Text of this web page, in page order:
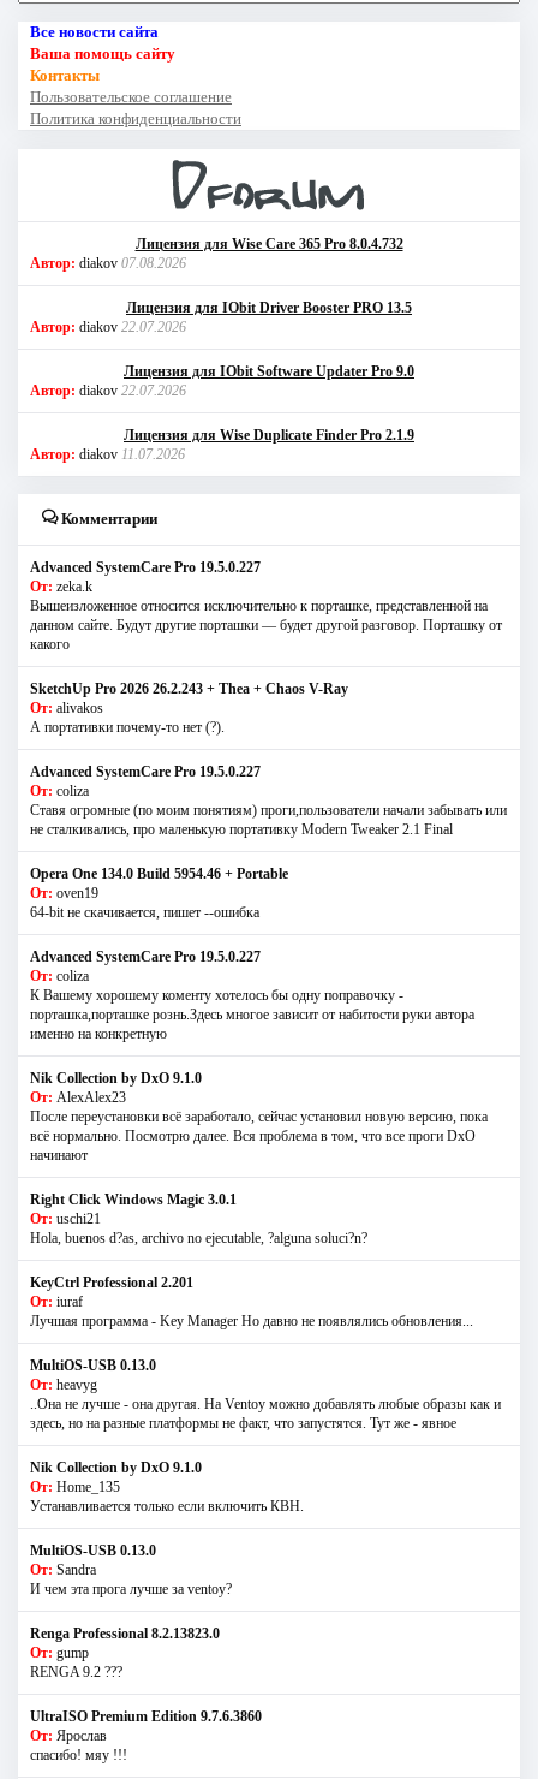
Все новости сайта
Ваша помощь сайту
Контакты
Пользовательское соглашение
Политика конфиденциальности
Лицензия для Wise Care 365 Pro 8.0.4.732
Автор: diakov 07.08.2026
Лицензия для IObit Driver Booster PRO 13.5
Автор: diakov 22.07.2026
Лицензия для IObit Software Updater Pro 9.0
Автор: diakov 22.07.2026
Лицензия для Wise Duplicate Finder Pro 2.1.9
Автор: diakov 11.07.2026
Комментарии
Advanced SystemCare Pro 19.5.0.227
От: zeka.k
Вышеизложенное относится исключительно к порташке, представленной на
данном сайте. Будут другие порташки — будет другой разговор. Порташку от
какого
SketchUp Pro 2026 26.2.243 + Thea + Chaos V-Ray
От: alivakos
А портативки почему-то нет (?).
Advanced SystemCare Pro 19.5.0.227
От: coliza
Ставя огромные (по моим понятиям) проги,пользователи начали забывать или
не сталкивались, про маленькую портативку Modern Tweaker 2.1 Final
Opera One 134.0 Build 5954.46 + Portable
От: oven19
64-bit не скачивается, пишет --ошибка
Advanced SystemCare Pro 19.5.0.227
От: coliza
К Вашему хорошему коменту хотелось бы одну поправочку -
порташка,порташке рознь.Здесь многое зависит от набитости руки автора
именно на конкретную
Nik Collection by DxO 9.1.0
От: AlexAlex23
После переустановки всё заработало, сейчас установил новую версию, пока
всё нормально. Посмотрю далее. Вся проблема в том, что все проги DxO
начинают
Right Click Windows Magic 3.0.1
От: uschi21
Hola, buenos d?as, archivo no ejecutable, ?alguna soluci?n?
KeyCtrl Professional 2.201
От: iuraf
Лучшая программа - Key Manager Но давно не появлялись обновления...
MultiOS-USB 0.13.0
От: heavyg
..Она не лучше - она другая. На Ventoy можно добавлять любые образы как и
здесь, но на разные платформы не факт, что запустятся. Тут же - явное
Nik Collection by DxO 9.1.0
От: Home_135
Устанавливается только если включить КВН.
MultiOS-USB 0.13.0
От: Sandra
И чем эта прога лучше за ventoy?
Renga Professional 8.2.13823.0
От: gump
RENGA 9.2 ???
UltraISO Premium Edition 9.7.6.3860
От: Ярослав
спасибо! мяу !!!